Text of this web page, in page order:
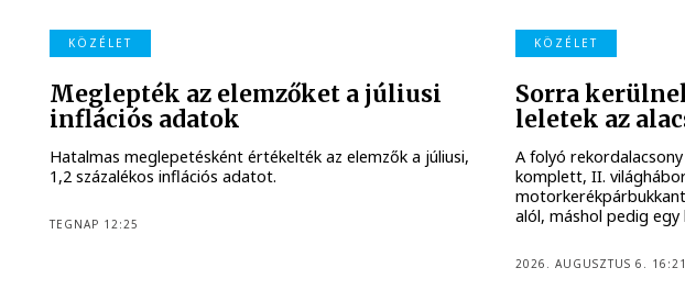
KÖZÉLET
Meglepték az elemzőket a júliusi
inflációs adatok
Hatalmas meglepetésként értékelték az elemzők a júliusi,
1,2 százalékos inflációs adatot.
TEGNAP 12:25
KÖZÉLET
Sorra
leletek az
A folyó
komplett, II.
alól, máshol pedig
2026. AUGUSZTUS 6. 16:21